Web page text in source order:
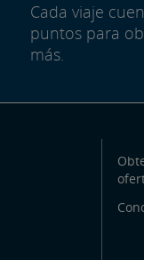
Cada viaje
puntos para
más.